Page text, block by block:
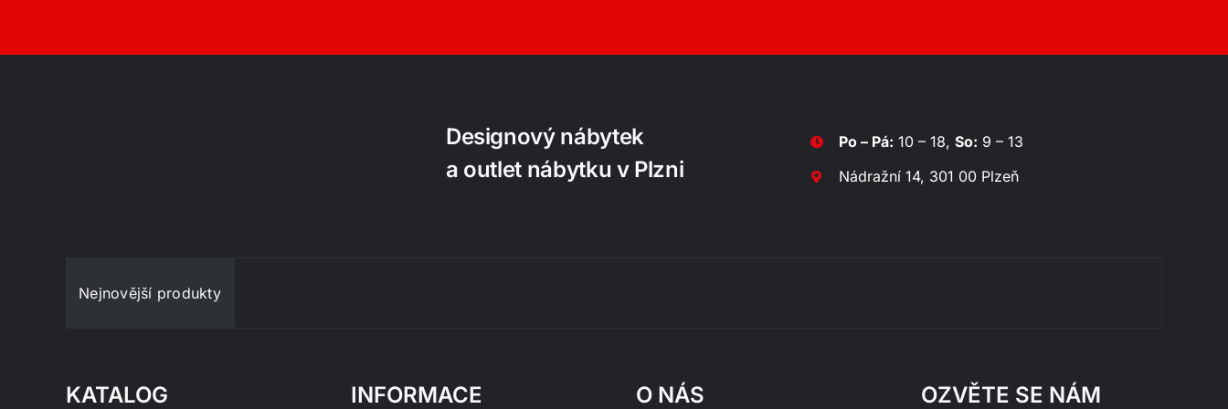
Designový nábytek
a outlet nábytku v Plzni
Po – Pá: 10 – 18,So: 9 – 13
Nádražní 14, 301 00 Plzeň
Nejnovější produkty
KATALOG INFORMACE O NÁS OZVĚTE SE NÁM